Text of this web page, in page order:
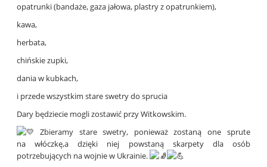
opatrunki (bandaże, gaza jałowa, plastry z opatrunkiem),
kawa,
herbata,
chińskie zupki,
dania w kubkach,
i przede wszystkim stare swetry do sprucia
Dary będziecie mogli zostawić przy Witkowskim.
Zbieramy stare swetry, ponieważ zostaną one sprute
na włóczkę,a dzięki niej powstaną skarpety dla osób
potrzebujących na wojnie w Ukrainie.